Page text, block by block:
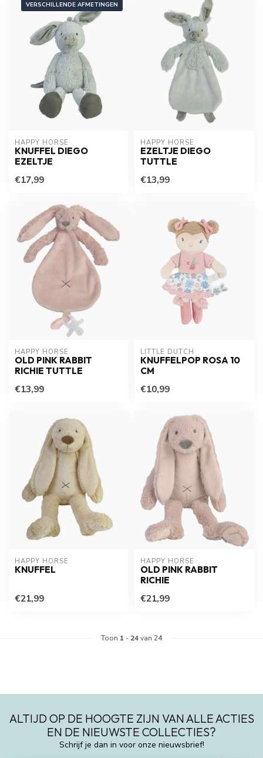
VERSCHILLENDE AFMETINGEN
HAPPY HORSE
KNUFFEL DIEGO
EZELTJE
€17,99
HAPPY HORSE
EZELTJE DIEGO
TUTTLE
€13,99
HAPPY HORSE
OLD PINK RABBIT
RICHIE TUTTLE
€13,99
LITTLE DUTCH
KNUFFELPOP ROSA 10
CM
€10,99
HAPPY HORSE
KNUFFEL
€21,99
HAPPY HORSE
OLD PINK RABBIT
RICHIE
€21,99
Toon 1 - 24van 24
ALTIJD OP DE HOOGTE ZIJN VAN ALLE ACTIES
EN DE NIEUWSTE COLLECTIES?
Schrijf je dan in voor onze nieuwsbrief!